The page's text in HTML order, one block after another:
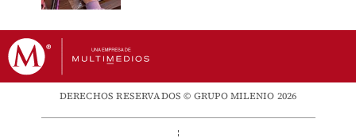
DERECHOS RESERVADOS © GRUPO MILENIO 2026